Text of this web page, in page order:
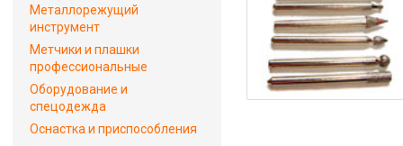
Металлорежущий
инструмент
Метчики и плашки
профессиональные
Оборудование и
спецодежда
Оснастка и приспособления